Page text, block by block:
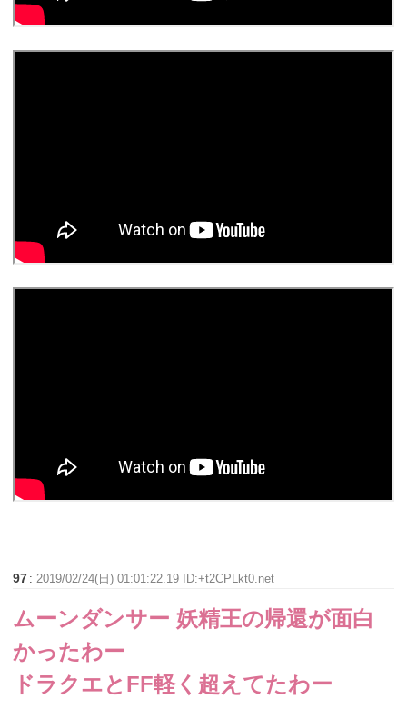
97 : 2019/02/24(日) 01:01:22.19 ID:+t2CPLkt0.net
ムーンダンサー 妖精王の帰還が面白
かったわー
ドラクエとFF軽く超えてたわー